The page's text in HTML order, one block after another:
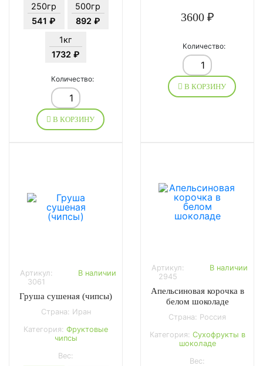
250гр
541 ₽
500гр
892 ₽
1кг
1732 ₽
Количество:
В КОРЗИНУ
3600 ₽
Количество:
В КОРЗИНУ
Артикул:
3061
В наличии
Груша сушеная (чипсы)
Страна: Иран
Категория: Фруктовые
чипсы
Вес:
Артикул:
2945
В наличии
Апельсиновая корочка в
белом шоколаде
Страна: Россия
Категория: Сухофрукты в
шоколаде
Вес: